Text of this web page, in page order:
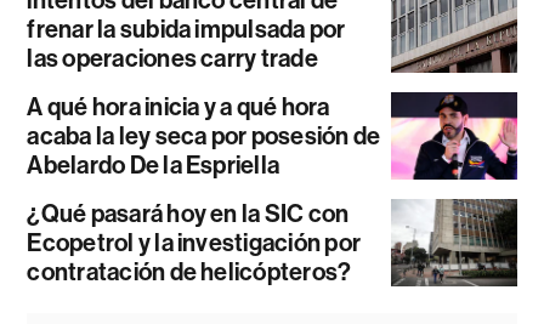
frenar la subida impulsada por
las operaciones carry trade
A qué hora inicia y a qué hora
acaba la ley seca por posesión de
Abelardo De la Espriella
¿Qué pasará hoy en la SIC con
Ecopetrol y la investigación por
contratación de helicópteros?